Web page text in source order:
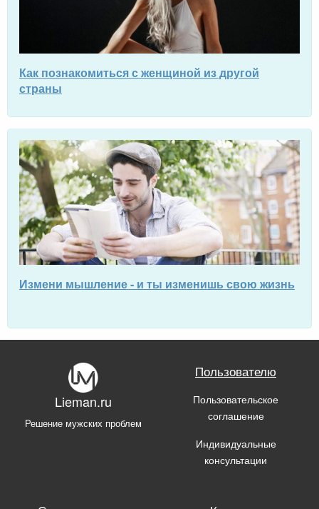
Как познакомиться с женщиной из другой
страны
Измени мышление - и ты изменишь свою жизнь
Lieman.ru
Решение мужских проблем
Пользователю
Пользовательское
соглашение
Индивидуальные
консультации